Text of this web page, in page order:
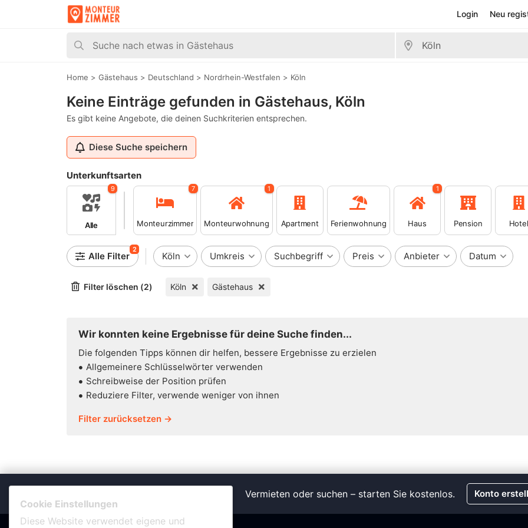
Neu
Login
Home > Gästehaus > Deutschland > Nordrhein-Westfalen > Köln
Keine Einträge gefunden in Gästehaus, Köln
Es gibt keine Angebote, die deinen Suchkriterien entsprechen.
Diese Suche speichern
Unterkunftsarten
Alle
9
Monteurzimmer
7
Monteurwohnung
1
Apartment Ferienwohnung Haus
1
Pension Hotel
Alle Filter
2
Köln Umkreis Suchbegriff Preis Anbieter Datum
Filter löschen (2) Köln Gästehaus
Wir konnten keine Ergebnisse für deine Suche finden...
Die folgenden Tipps können dir helfen, bessere Ergebnisse zu erzielen
Allgemeinere Schlüsselwörter verwenden
Schreibweise der Position prüfen
Reduziere Filter, verwende weniger von ihnen
Filter zurücksetzen →
Vermieten oder suchen – starten Sie kostenlos. Konto
Cookie Einstellungen
Diese Website verwendet eigene und